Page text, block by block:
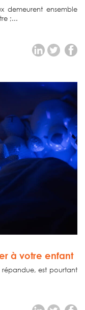
demeurent ensemble
;...
à votre enfant
est pourtant